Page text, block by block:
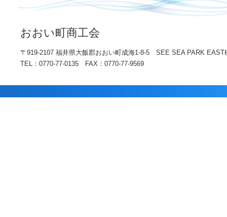
おおい町商工会
〒919-2107 福井県大飯郡おおい町成海1-8-5 SEE SEA PARK EAST
TEL：0770-77-0135 FAX：0770-77-9569